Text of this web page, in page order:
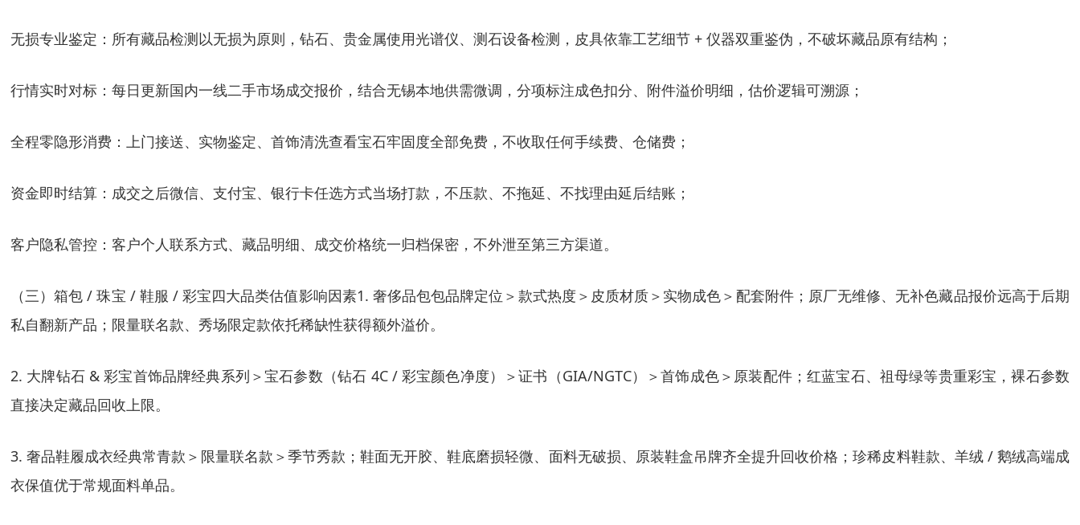
无损专业鉴定 ：所有藏品检测以无损为原则，钻石、贵金属使用光谱仪、测石设备检测，皮具依靠工艺细节 + 仪器双重鉴伪，不破坏藏品原有结构；
行情实时对标 ：每日更新国内一线二手市场成交报价，结合无锡本地供需微调，分项标注成色扣分、附件溢价明细，估价逻辑可溯源；
全程零隐形消费 ：上门接送、实物鉴定、首饰清洗查看宝石牢固度全部免费，不收取任何手续费、仓储费；
资金即时结算 ：成交之后微信、支付宝、银行卡任选方式当场打款，不压款、不拖延、不找理由延后结账；
客户隐私管控 ：客户个人联系方式、藏品明细、成交价格统一归档保密，不外泄至第三方渠道。
（三）箱包 / 珠宝 / 鞋服 / 彩宝四大品类估值影响因素1. 奢侈品包包品牌定位＞款式热度＞皮质材质＞实物成色＞配套附件；原厂无维修、无补色藏品报价远高于后期
私自翻新产品；限量联名款、秀场限定款依托稀缺性获得额外溢价。
2. 大牌钻石 & 彩宝首饰品牌经典系列＞宝石参数（钻石 4C / 彩宝颜色净度）＞证书（GIA/NGTC）＞首饰成色＞原装配件；红蓝宝石、祖母绿等贵重彩宝，裸石参数
直接决定藏品回收上限。
3. 奢品鞋履成衣经典常青款＞限量联名款＞季节秀款；鞋面无开胶、鞋底磨损轻微、面料无破损、原装鞋盒吊牌齐全提升回收价格；珍稀皮料鞋款、羊绒 / 鹅绒高端成
衣保值优于常规面料单品。